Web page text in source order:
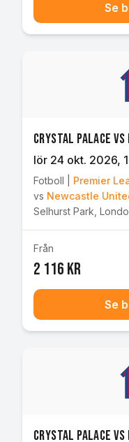
Se
Crystal Palace
lör 24 okt. 2026,
Fotboll
Premier
vs Newcastle
Selhurst Park
Från
2 116 kr
Se
Crystal Palace vs